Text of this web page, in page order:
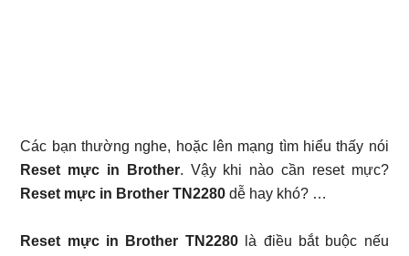
Các bạn thường nghe, hoặc lên mạng tìm hiểu thấy nói
Reset mực in Brother. Vậy khi nào cần reset mực?
Reset mực in Brother TN2280 dễ hay khó? …
Reset mực in Brother TN2280là điều bắt buộc nếu